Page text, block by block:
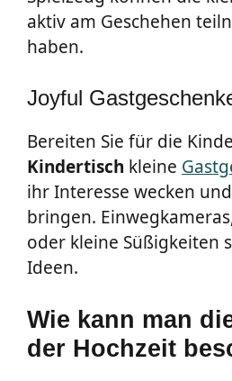
aktiv am Geschehen
haben.
Joyful
Bereiten Sie für die
Kindertisch kleine
ihr Interesse wecken
bringen.
oder kleine Süßigkeiten
Ideen.
Wie kann man
der Hochzeit